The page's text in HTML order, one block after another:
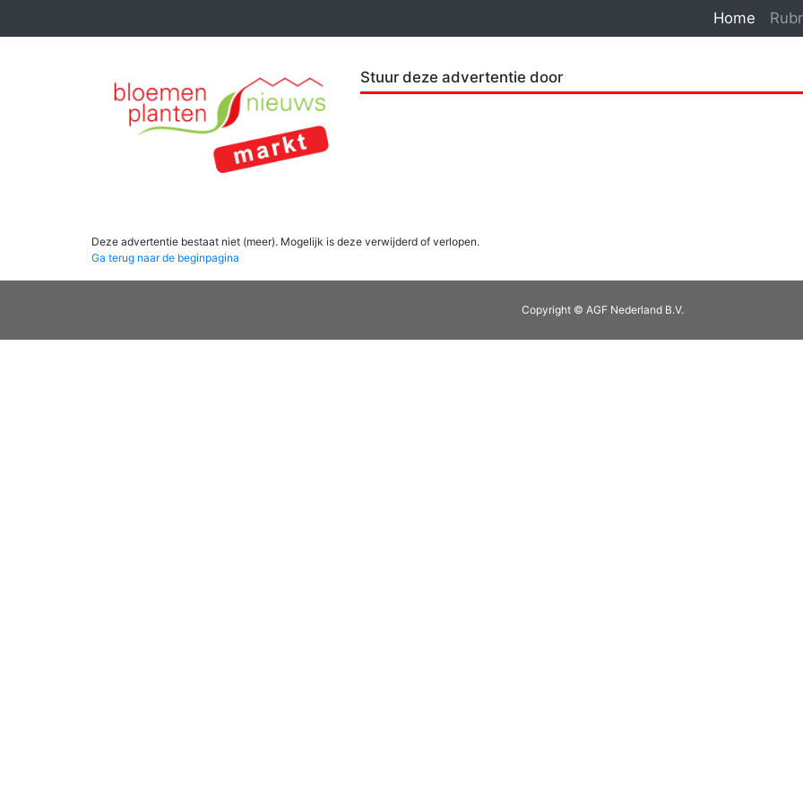
Home
Stuur deze advertentie door
Deze advertentie bestaat niet (meer). Mogelijk is deze verwijderd of verlopen.
Ga terug naar de beginpagina
Copyright © AGF Nederland B.V.